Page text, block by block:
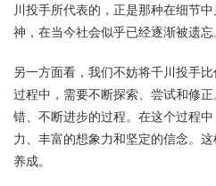
川投手所代表的，正是那种在细节
神，在当今社会似乎已经逐渐被遗忘
另一方面看，我们不妨将千川投手
过程中，需要不断探索、尝试和修
错、不断进步的过程。在这个过程
力、丰富的想象力和坚定的信念。
养成。